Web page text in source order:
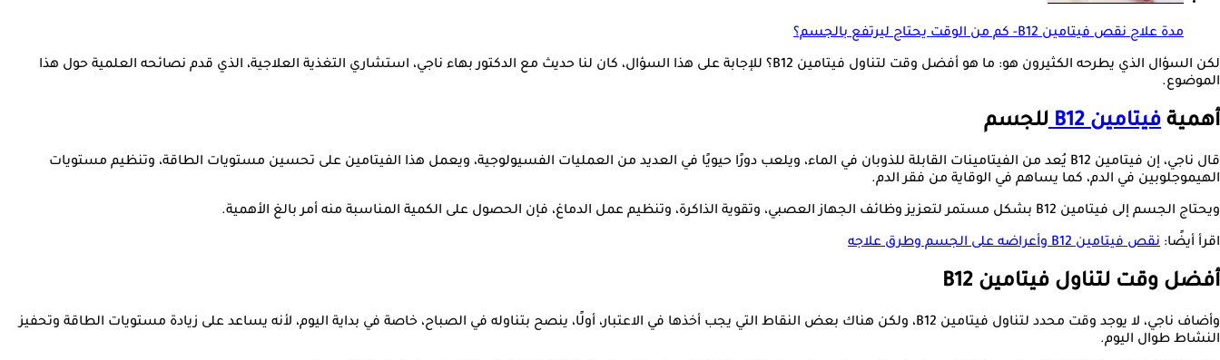
مدة علاج نقص فيتامين B12- كم من الوقت يحتاج ليرتفع بالجسم؟
لكن السؤال الذي يطرحه الكثيرون هو: ما هو أفضل وقت لتناول فيتامين B12؟ للإجابة على هذا السؤال، كان لنا حديث مع الدكتور بهاء ناجي، استشاري التغذية العلاجية، الذي قدم نصائحه العلمية حول هذا
الموضوع.
أهمية فيتامين B12 للجسم
قال ناجي، إن فيتامين B12 يُعد من الفيتامينات القابلة للذوبان في الماء، ويلعب دورًا حيويًا في العديد من العمليات الفسيولوجية، ويعمل هذا الفيتامين على تحسين مستويات الطاقة، وتنظيم مستويات
الهيموجلوبين في الدم، كما يساهم في الوقاية من فقر الدم.
ويحتاج الجسم إلى فيتامين B12 بشكل مستمر لتعزيز وظائف الجهاز العصبي، وتقوية الذاكرة، وتنظيم عمل الدماغ، فإن الحصول على الكمية المناسبة منه أمر بالغ الأهمية.
اقرأ أيضًا: نقص فيتامين B12 وأعراضه على الجسم وطرق علاجه
أفضل وقت لتناول فيتامين B12
وأضاف ناجي، لا يوجد وقت محدد لتناول فيتامين B12، ولكن هناك بعض النقاط التي يجب أخذها في الاعتبار، أولًا، ينصح بتناوله في الصباح، خاصة في بداية اليوم، لأنه يساعد على زيادة مستويات الطاقة وتحفيز
النشاط طوال اليوم.